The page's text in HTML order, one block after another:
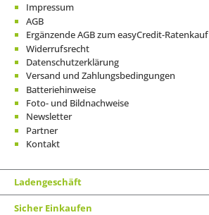
Impressum
AGB
Ergänzende AGB zum easyCredit-Ratenkauf
Widerrufsrecht
Datenschutzerklärung
Versand und Zahlungsbedingungen
Batteriehinweise
Foto- und Bildnachweise
Newsletter
Partner
Kontakt
Ladengeschäft
Sicher Einkaufen